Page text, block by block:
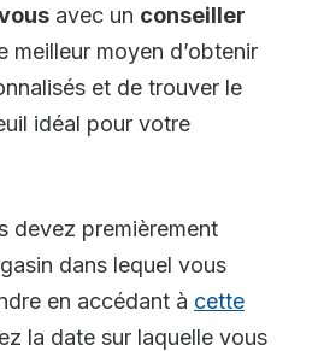
avec un conseiller
meilleur moyen d’obtenir
et de trouver le
idéal pour votre
devez premièrement
dans lequel vous
en accédant à cette
la date sur laquelle vous